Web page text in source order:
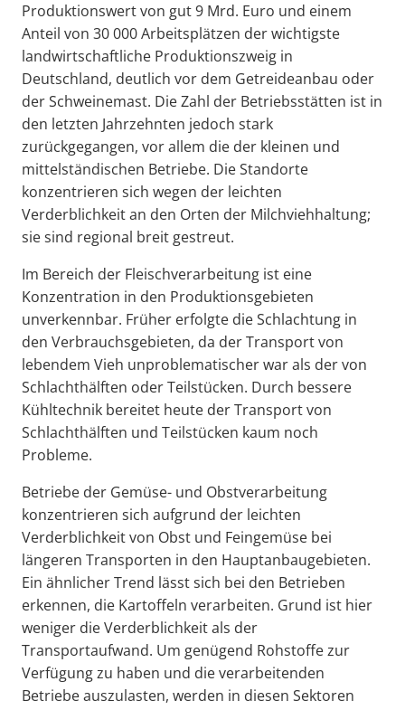
Produktionswert von gut 9 Mrd. Euro und einem
Anteil von 30 000 Arbeitsplätzen der wichtigste
landwirtschaftliche Produktionszweig in
Deutschland, deutlich vor dem Getreideanbau oder
der Schweinemast. Die Zahl der Betriebsstätten ist in
den letzten Jahrzehnten jedoch stark
zurückgegangen, vor allem die der kleinen und
mittelständischen Betriebe. Die Standorte
konzentrieren sich wegen der leichten
Verderblichkeit an den Orten der Milchviehhaltung;
sie sind regional breit gestreut.
Im Bereich der Fleischverarbeitung ist eine
Konzentration in den Produktionsgebieten
unverkennbar. Früher erfolgte die Schlachtung in
den Verbrauchsgebieten, da der Transport von
lebendem Vieh unproblematischer war als der von
Schlachthälften oder Teilstücken. Durch bessere
Kühltechnik bereitet heute der Transport von
Schlachthälften und Teilstücken kaum noch
Probleme.
Betriebe der Gemüse- und Obstverarbeitung
konzentrieren sich aufgrund der leichten
Verderblichkeit von Obst und Feingemüse bei
längeren Transporten in den Hauptanbaugebieten.
Ein ähnlicher Trend lässt sich bei den Betrieben
erkennen, die Kartoffeln verarbeiten. Grund ist hier
weniger die Verderblichkeit als der
Transportaufwand. Um genügend Rohstoffe zur
Verfügung zu haben und die verarbeitenden
Betriebe auszulasten, werden in diesen Sektoren